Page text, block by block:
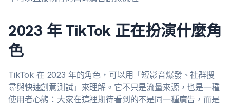
2023 年 TikTok 正在扮演什麼角
色
TikTok 在 2023 年的角色，可以用「短影音爆發、社群搜
尋與快速創意測試」來理解。它不只是流量來源，也是一種
使用者心態：大家在這裡期待看到的不是同一種廣告，而是